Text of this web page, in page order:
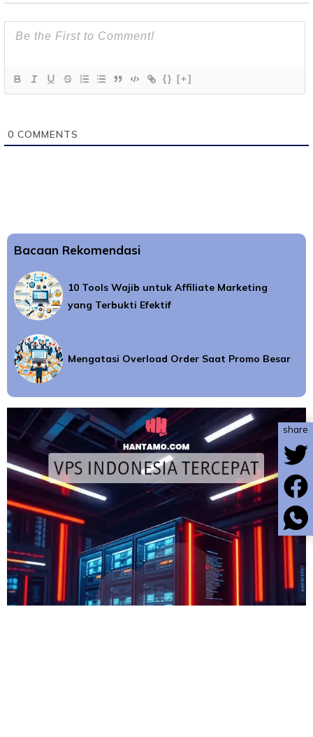
{} [+]
0 COMMENTS
Bacaan Rekomendasi
10 Tools Wajib untuk Affiliate Marketing
yang Terbukti Efektif
Mengatasi Overload Order Saat Promo Besar
share